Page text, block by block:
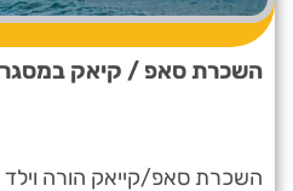
השכרת סאפ / קיאק במסגרת